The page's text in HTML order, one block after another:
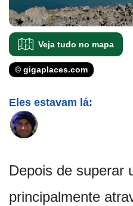
Veja tudo no mapa
© gigaplaces.com
Eles estavam lá:
Depois de superar
principalmente